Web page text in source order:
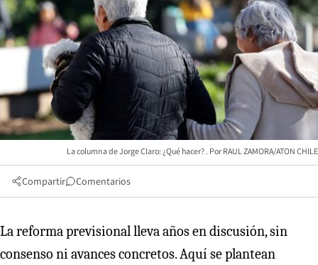
La columna de Jorge Claro: ¿Qué hacer? RAUL ZAMORA/ATON CHILE
Compartir Comentarios
La reforma previsional lleva años en discusión, sin
consenso ni avances concretos. Aquí se plantean